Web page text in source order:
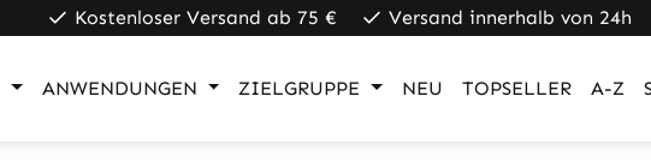
Kostenloser Versand ab 75 € Versand innerhalb von 24h
ANWENDUNGEN ZIELGRUPPE NEU TOPSELLER A-Z